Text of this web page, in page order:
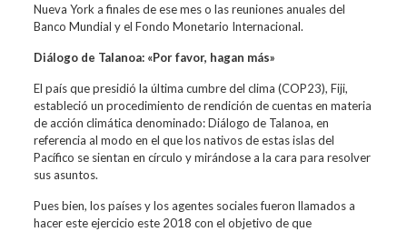
Nueva York a finales de ese mes o las reuniones anuales del
Banco Mundial y el Fondo Monetario Internacional.
Diálogo de Talanoa: «Por favor, hagan más»
El país que presidió la última cumbre del clima (COP23), Fiji,
estableció un procedimiento de rendición de cuentas en materia
de acción climática denominado: Diálogo de Talanoa, en
referencia al modo en el que los nativos de estas islas del
Pacífico se sientan en círculo y mirándose a la cara para resolver
sus asuntos.
Pues bien, los países y los agentes sociales fueron llamados a
hacer este ejercicio este 2018 con el objetivo de que